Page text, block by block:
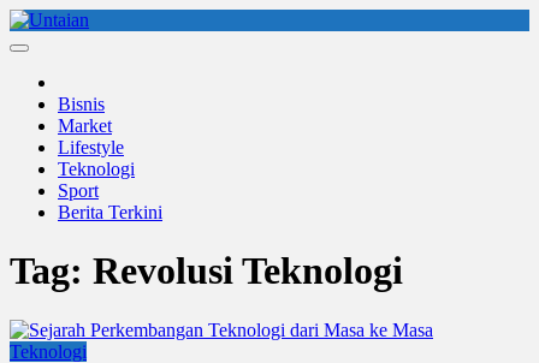
Skip
to
Bisnis
Market
Lifestyle
Teknologi
Sport
Berita Terkini
Tag: Revolusi Teknologi
Teknologi